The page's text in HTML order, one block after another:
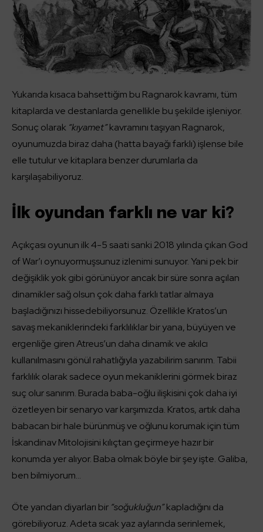
Yukarıda kısaca bahsettiğim bu Ragnarok kavramı, tüm
kitaplarda ve destanlarda genellikle bu şekilde işleniyor.
Sonuç olarak “kıyamet”kavramını taşıyan Ragnarok,
oyunumuzda biraz daha (hatta bayağı farklı) işlense bile
elle tutulur ve kitaplara benzer durumlarla da
karşılaşabiliyoruz.
İlk oyundan farklı ne var ki?
Açıkçası oyunun ilk 4-5 saati sanki 2018 yılında çıkan God
of War’ı oynuyormuşsunuz izlenimi sunuyor. Yani pek bir
değişiklik yok gibi görünüyor ancak bir süre sonra açılan
dinamikler sağ olsun çok daha farklı tatlar almaya
başladığınızı hissedebiliyorsunuz. Özellikle Kratos’un
savaş mekaniklerindeki farklılıklar bir yana, büyüyen ve
ergenliğe giren Atreus’un daha dinamik ve akılcı
kullanılmasını gönül rahatlığıyla yazabilirim sanırım. Tabii
farklılık olarak sadece oyun mekaniklerini görmek biraz
suç olur sanırım. Burada baba-oğlu ilişkisini çok daha iyi
özetleyen bir senaryo var karşımızda. Kratos, artık daha
babacan bir hale bürünmüş ve oğlunu korumak için tüm
İskandinav Mitolojisini kılıçtan geçirmeye hazır bir
konumda yer alıyor. Baba olmak böyle bir şey işte. Galiba,
ben bilmiyorum…
Öte yandan diyarları bir “soğukluğun”kapladığını da
görebiliyoruz. Adeta sıcak yaz aylarında serinlemek,